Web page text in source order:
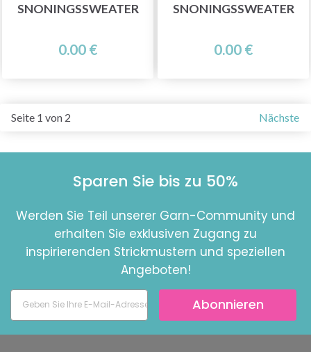
SNONINGSSWEATER
0.00 €
SNONINGSSWEATER
0.00 €
Seite 1 von 2 Nächste
Sparen Sie bis zu 50%
Werden Sie Teil unserer Garn-Community und
erhalten Sie exklusiven Zugang zu
inspirierenden Strickmustern und speziellen
Angeboten!
Abonnieren